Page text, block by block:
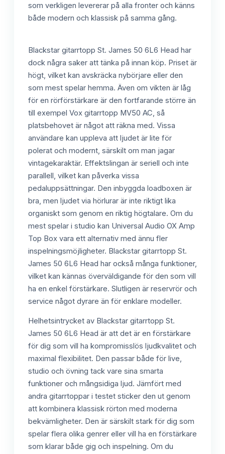
som verkligen levererar på alla fronter och känns
både modern och klassisk på samma gång.
Blackstar gitarrtopp St. James 50 6L6 Head har
dock några saker att tänka på innan köp. Priset är
högt, vilket kan avskräcka nybörjare eller den
som mest spelar hemma. Även om vikten är låg
för en rörförstärkare är den fortfarande större än
till exempel Vox gitarrtopp MV50 AC, så
platsbehovet är något att räkna med. Vissa
användare kan uppleva att ljudet är lite för
polerat och modernt, särskilt om man jagar
vintagekaraktär. Effektslingan är seriell och inte
parallell, vilket kan påverka vissa
pedaluppsättningar. Den inbyggda loadboxen är
bra, men ljudet via hörlurar är inte riktigt lika
organiskt som genom en riktig högtalare. Om du
mest spelar i studio kan Universal Audio OX Amp
Top Box vara ett alternativ med ännu fler
inspelningsmöjligheter. Blackstar gitarrtopp St.
James 50 6L6 Head har också många funktioner,
vilket kan kännas överväldigande för den som vill
ha en enkel förstärkare. Slutligen är reservrör och
service något dyrare än för enklare modeller.
Helhetsintrycket av Blackstar gitarrtopp St.
James 50 6L6 Head är att det är en förstärkare
för dig som vill ha kompromisslös ljudkvalitet och
maximal flexibilitet. Den passar både för live,
studio och övning tack vare sina smarta
funktioner och mångsidiga ljud. Jämfört med
andra gitarrtoppar i testet sticker den ut genom
att kombinera klassisk rörton med moderna
bekvämligheter. Den är särskilt stark för dig som
spelar flera olika genrer eller vill ha en förstärkare
som klarar både gig och inspelning. Om du